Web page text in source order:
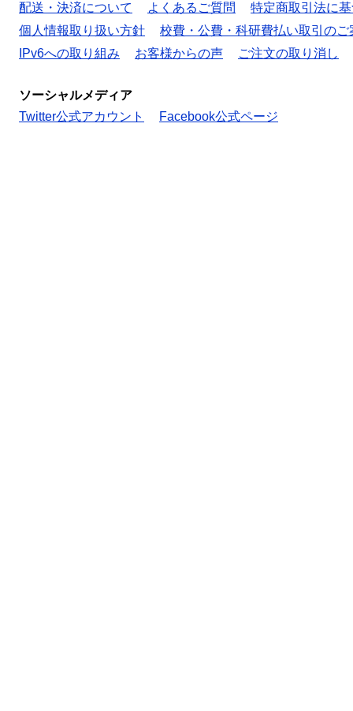
配送・決済について よくあるご質問
特定商取引法に
個人情報取り扱い方針
校費・公費・科研費払い取引のご
IPv6への取り組み
お客様からの声 ご注文の取り消し
ソーシャルメディア
Twitter公式アカウント
Facebook公式ページ